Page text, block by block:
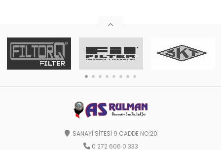
SANAYİ SİTESİ 9.CADDE NO:20
0 272 606 0 333